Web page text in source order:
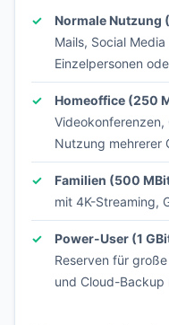
Normale Nutzung
Mails, Social
Einzelpersonen
Homeoffice (250
Nutzung mehrerer
Familien (500
mit 4K-Streaming,
Power-User (1
Reserven für
und Cloud-Backup